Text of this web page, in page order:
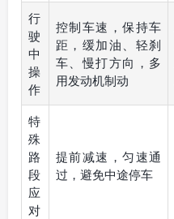
行
驶
中
操
作
控制车速，保持车
距，缓加油、轻刹
车、慢打方向，多
用发动机制动
特
殊
路
段
应
对
提前减速，匀速通
过，避免中途停车